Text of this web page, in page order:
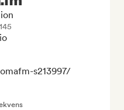
145
s213997/